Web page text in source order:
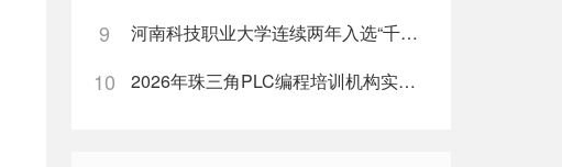
9 河南科技职业大学连续两年入选“千团万人推普强国行”全国重点团队
10 2026年珠三角PLC编程培训机构实战能力榜单